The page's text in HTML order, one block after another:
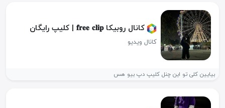
کانال روبیکا 𝐟𝐫𝐞𝐞 𝐜𝐥𝐢𝐩 | کلیپ رایگان
کانال ویدیو
بیایین کلی تو این چنل کلیپ دپ بیو هس